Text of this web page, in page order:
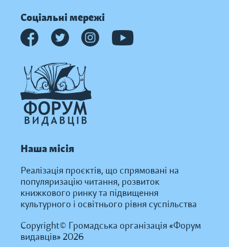
Соціальні мережі
Наша місія
Реалізація проєктів, що спрямовані на
популяризацію читання, розвиток
книжкового ринку та підвищення
культурного і освітнього рівня суспільства
Copyright© Громадська організація «Форум
видавців» 2026